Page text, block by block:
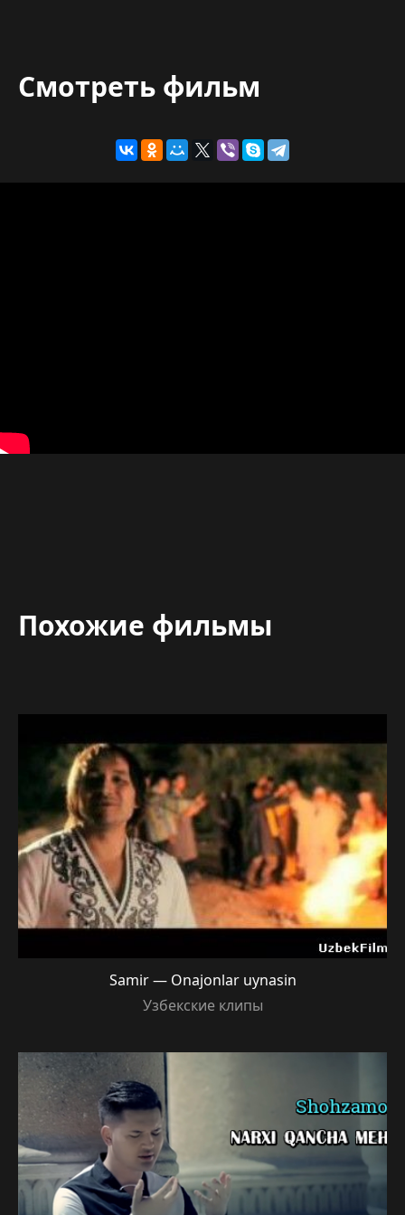
Смотреть фильм
Похожие фильмы
Samir — Onajonlar uynasin
Узбекские клипы